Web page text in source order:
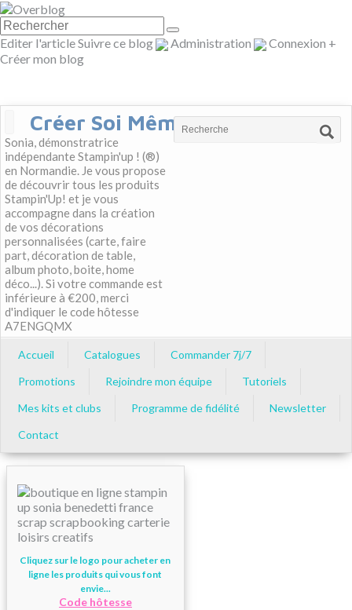
Editer l'articleSuivre ce blog Administration Connexion +
Créer mon blog
Créer Soi Même
Sonia, démonstratrice
indépendante Stampin'up ! (®)
en Normandie. Je vous propose
de découvrir tous les produits
Stampin'Up! et je vous
accompagne dans la création
de vos décorations
personnalisées (carte, faire
part, décoration de table,
album photo, boite, home
déco...). Si votre commande est
inférieure à €200, merci
d'indiquer le code hôtesse
A7ENGQMX
Accueil Catalogues
Commander 7j/7
Promotions
Rejoindre mon équipe
Tutoriels
Mes kits et clubs
Programme de fidélité
Newsletter
Contact
Cliquez sur le logo pour acheter en
ligne les produits qui vous font
envie...
Code hôtesse